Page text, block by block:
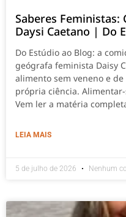
Saberes
Daysi Caetano | Do
Do Estúdio ao Blog: a
geógrafa feminista Daisy
alimento sem veneno e
própria ciência.
Vem ler a matéria
LEIA MAIS
5 de julho de 2026 Nenhum